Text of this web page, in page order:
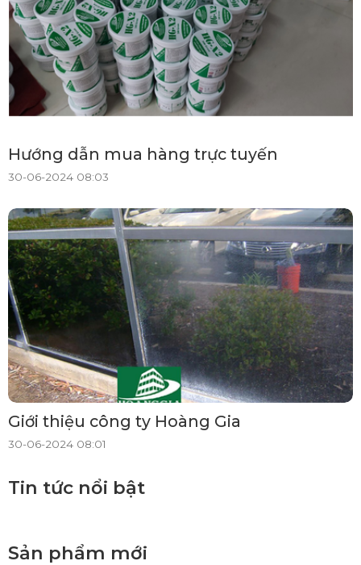
Hướng dẫn mua hàng trực tuyến
30-06-2024 08:03
Giới thiệu công ty Hoàng Gia
30-06-2024 08:01
Tin tức nổi bật
Sản phẩm mới